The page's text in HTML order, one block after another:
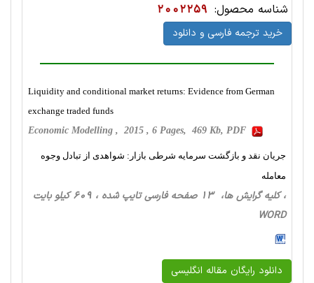
شناسه محصول: 2002259
خرید ترجمه فارسی و دانلود
Liquidity and conditional market returns: Evidence from German
exchange traded funds
Economic Modelling , 2015 , 6 Pages, 469 Kb, PDF
جریان نقد و بازگشت سرمایه شرطی بازار: شواهدی از تبادل وجوه
معامله
، کلیه گرایش ها، 13 صفحه فارسی تایپ شده ، 609 کیلو بایت
WORD
دانلود رایگان مقاله انگلیسی